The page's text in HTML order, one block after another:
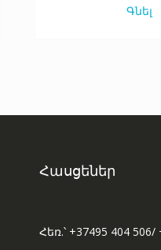
Գնել
Հասցեներ
Հեռ.՝ +37495 404